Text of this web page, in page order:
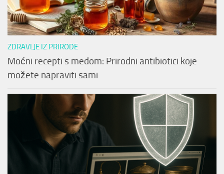
ZDRAVLJE IZ PRIRODE
Moćni recepti s medom: Prirodni antibiotici koje
možete napraviti sami